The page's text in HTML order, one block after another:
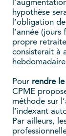
hypothèse
l’obligation
l’année
propre
consisterait à
Pour rendre
CPME
méthode sur
l’indexant
Par ailleurs,